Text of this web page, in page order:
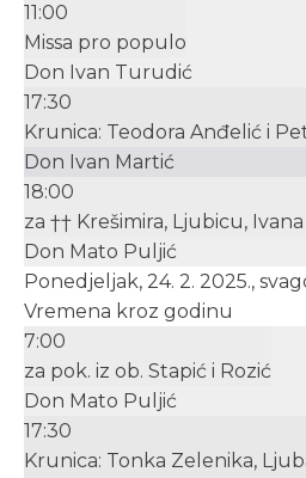
11:00
Missa pro populo
Don Ivan Turudić
17:30
Krunica: Teodora Anđelić i
Don Ivan Martić
18:00
za †† Krešimira, Ljubicu,
Don Mato Puljić
Ponedjeljak, 24. 2. 2025.,
Vremena kroz godinu
7:00
za pok. iz ob. Stapić i Rozić
Don Mato Puljić
17:30
Krunica: Tonka Zelenika,